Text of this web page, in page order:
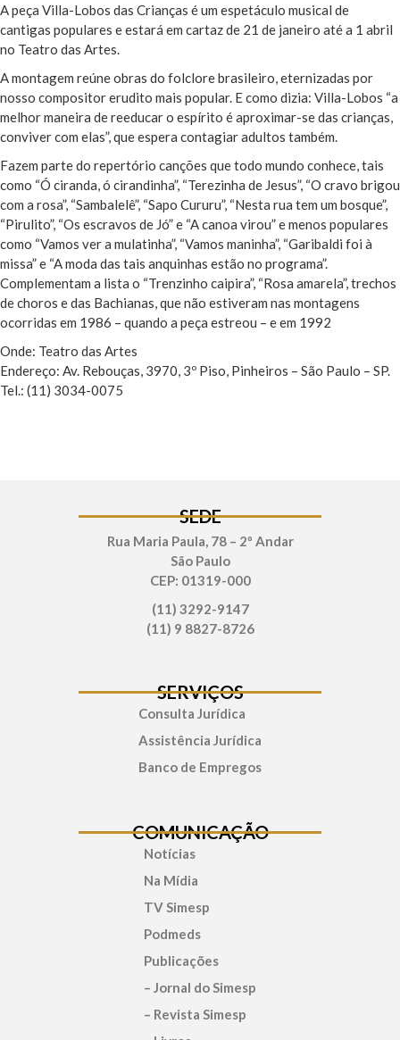
A peça Villa-Lobos das Crianças é um espetáculo musical de
cantigas populares e estará em cartaz de 21 de janeiro até a 1 abril
no Teatro das Artes.
A montagem reúne obras do folclore brasileiro, eternizadas por
nosso compositor erudito mais popular. E como dizia: Villa-Lobos “a
melhor maneira de reeducar o espírito é aproximar-se das crianças,
conviver com elas”, que espera contagiar adultos também.
Fazem parte do repertório canções que todo mundo conhece, tais
como “Ó ciranda, ó cirandinha”, “Terezinha de Jesus”, “O cravo brigou
com a rosa”, “Sambalelê”, “Sapo Cururu”, “Nesta rua tem um bosque”,
“Pirulito”, “Os escravos de Jó” e “A canoa virou” e menos populares
como “Vamos ver a mulatinha”, “Vamos maninha”, “Garibaldi foi à
missa” e “A moda das tais anquinhas estão no programa”.
Complementam a lista o “Trenzinho caipira”, “Rosa amarela”, trechos
de choros e das Bachianas, que não estiveram nas montagens
ocorridas em 1986 – quando a peça estreou – e em 1992
Onde: Teatro das Artes
Endereço: Av. Rebouças, 3970, 3º Piso, Pinheiros – São Paulo – SP.
Tel.: (11) 3034-0075
SEDE
Rua Maria Paula, 78 – 2º Andar
São Paulo
CEP: 01319-000
(11) 3292-9147
(11) 9 8827-8726
SERVIÇOS
Consulta Jurídica
Assistência Jurídica
Banco de Empregos
COMUNICAÇÃO
Notícias
Na Mídia
TV Simesp
Podmeds
Publicações
– Jornal do Simesp
– Revista Simesp